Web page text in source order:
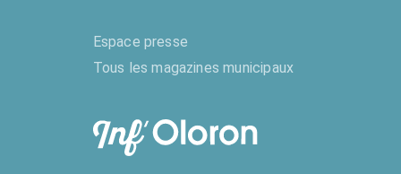
Espace presse
Tous les magazines municipaux